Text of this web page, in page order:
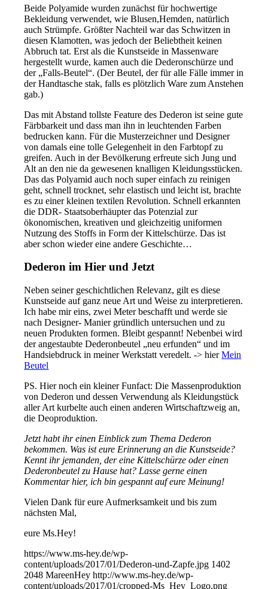
Beide Polyamide wurden zunächst für hochwertige
Bekleidung verwendet, wie Blusen,Hemden, natürlich
auch Strümpfe. Größter Nachteil war das Schwitzen in
diesen Klamotten, was jedoch der Beliebtheit keinen
Abbruch tat. Erst als die Kunstseide in Massenware
hergestellt wurde, kamen auch die Dederonschürze und
der „Falls-Beutel“. (Der Beutel, der für alle Fälle immer in
der Handtasche stak, falls es plötzlich Ware zum Anstehen
gab.)
Das mit Abstand tollste Feature des Dederon ist seine gute
Färbbarkeit und dass man ihn in leuchtenden Farben
bedrucken kann. Für die Musterzeichner und Designer
von damals eine tolle Gelegenheit in den Farbtopf zu
greifen. Auch in der Bevölkerung erfreute sich Jung und
Alt an den nie da gewesenen knalligen Kleidungsstücken.
Das das Polyamid auch noch super einfach zu reinigen
geht, schnell trocknet, sehr elastisch und leicht ist, brachte
es zu einer kleinen textilen Revolution. Schnell erkannten
die DDR- Staatsoberhäupter das Potenzial zur
ökonomischen, kreativen und gleichzeitig uniformen
Nutzung des Stoffs in Form der Kittelschürze. Das ist
aber schon wieder eine andere Geschichte…
Dederon im Hier und Jetzt
Neben seiner geschichtlichen Relevanz, gilt es diese
Kunstseide auf ganz neue Art und Weise zu interpretieren.
Ich habe mir eins, zwei Meter beschafft und werde sie
nach Designer- Manier gründlich untersuchen und zu
neuen Produkten formen. Bleibt gespannt! Nebenbei wird
der angestaubte Dederonbeutel „neu erfunden“ und im
Handsiebdruck in meiner Werkstatt veredelt. -> hierMein
Beutel
PS. Hier noch ein kleiner Funfact: Die Massenproduktion
von Dederon und dessen Verwendung als Kleidungstück
aller Art kurbelte auch einen anderen Wirtschaftzweig an,
die Deoproduktion.
Jetzt habt ihr einen Einblick zum Thema Dederon
bekommen. Was ist eure Erinnerung an die Kunstseide?
Kennt ihr jemanden, der eine Kittelschürze oder einen
Dederonbeutel zu Hause hat? Lasse gerne einen
Kommentar hier, ich bin gespannt auf eure Meinung!
Vielen Dank für eure Aufmerksamkeit und bis zum
nächsten Mal,
eure Ms.Hey!
https://www.ms-hey.de/wp-
content/uploads/2017/01/Dederon-und-Zapfe.jpg 1402
2048 MareenHey http://www.ms-hey.de/wp-
content/uploads/2017/01/cropped-Ms_Hey_Logo.png